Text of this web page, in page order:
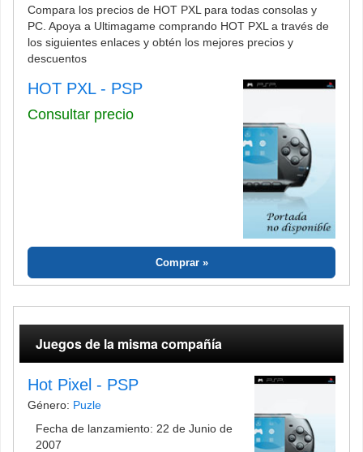
Compara los precios de HOT PXL para todas consolas y
PC. Apoya a Ultimagame comprando HOT PXL a través de
los siguientes enlaces y obtén los mejores precios y
descuentos
HOT PXL - PSP
Consultar precio
Comprar
Juegos de la misma compañía
Hot Pixel - PSP
Género: Puzle
Fecha de lanzamiento: 22 de Junio de
2007